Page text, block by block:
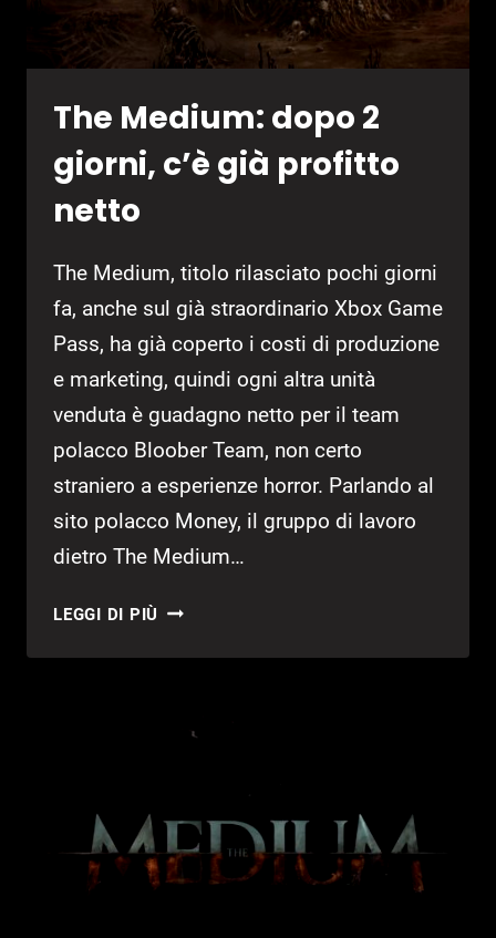
The Medium: dopo 2
giorni, c’è già profitto
netto
The Medium, titolo rilasciato pochi giorni
fa, anche sul già straordinario Xbox Game
Pass, ha già coperto i costi di produzione
e marketing, quindi ogni altra unità
venduta è guadagno netto per il team
polacco Bloober Team, non certo
straniero a esperienze horror. Parlando al
sito polacco Money, il gruppo di lavoro
dietro The Medium…
LEGGI DI PIÙ THE
DOPO
NETTO